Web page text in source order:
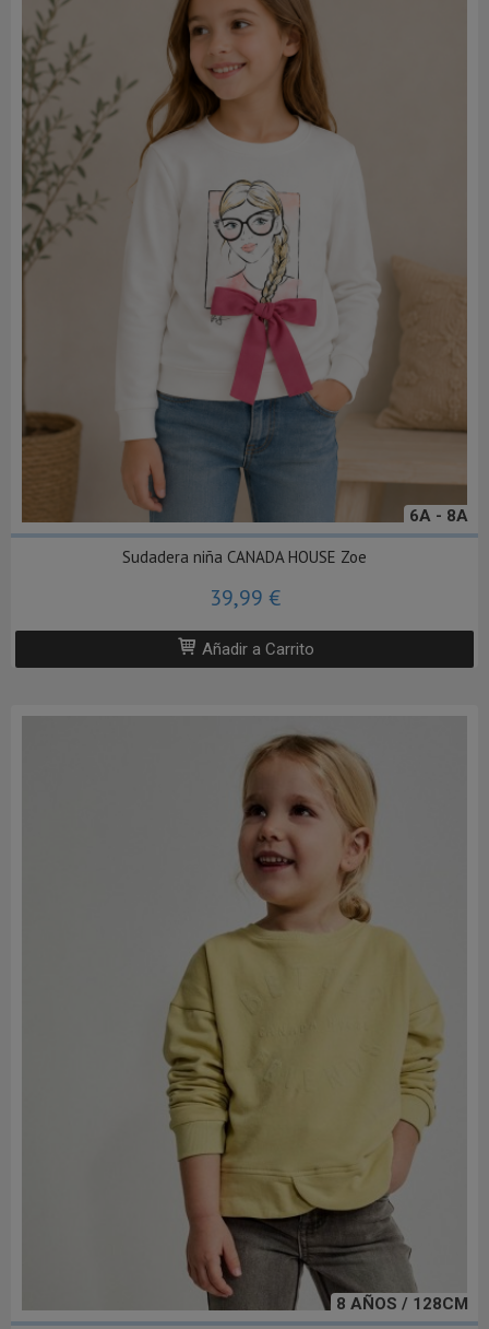
6A - 8A
Sudadera niña CANADA HOUSE Zoe
39,99 €
Añadir a Carrito
8 AÑOS / 128CM